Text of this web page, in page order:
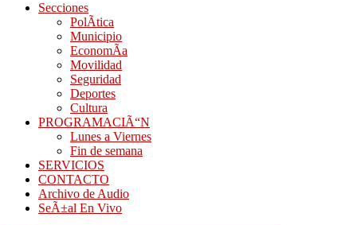
Secciones
PolÃ­tica
Municipio
EconomÃ­a
Movilidad
Seguridad
Deportes
Cultura
PROGRAMACIÃ“N
Lunes a Viernes
Fin de semana
SERVICIOS
CONTACTO
Archivo de Audio
SeÃ±al En Vivo